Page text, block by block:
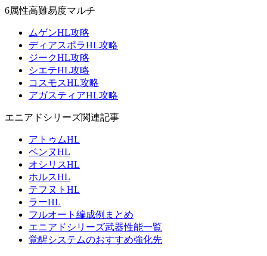
6属性高難易度マルチ
ムゲンHL攻略
ディアスポラHL攻略
ジークHL攻略
シエテHL攻略
コスモスHL攻略
アガスティアHL攻略
エニアドシリーズ関連記事
アトゥムHL
ベンヌHL
オシリスHL
ホルスHL
テフヌトHL
ラーHL
フルオート編成例まとめ
エニアドシリーズ武器性能一覧
覚醒システムのおすすめ強化先